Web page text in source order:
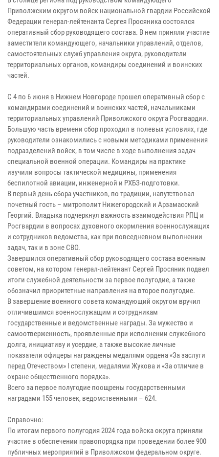
Приволжским округом войск национальной гвардии Российской
Федерации генерал-лейтенанта Сергея Просяника состоялся
оперативный сбор руководящего состава. В нем приняли участие
заместители командующего, начальники управлений, отделов,
самостоятельных служб управления округа, руководители
территориальных органов, командиры соединений и воинских
частей.
С 4 по 6 июня в Нижнем Новгороде прошел оперативный сбор с
командирами соединений и воинских частей, начальниками
территориальных управлений Приволжского округа Росгвардии.
Большую часть времени сбор проходил в полевых условиях, где
руководители ознакомились с новыми методиками применения
подразделений войск, в том числе в ходе выполнения задач
специальной военной операции. Командиры на практике
изучили вопросы тактической медицины, применения
беспилотной авиации, инженерной и РХБЗ-подготовки.
В первый день сбора участников, по традиции, напутствовал
почетный гость – митрополит Нижегородский и Арзамасский
Георгий. Владыка подчеркнул важность взаимодействия РПЦ и
Росгвардии в вопросах духовного окормления военнослужащих
и сотрудников ведомства, как при повседневном выполнении
задач, так и в зоне СВО.
Завершился оперативный сбор руководящего состава военным
советом, на котором генерал-лейтенант Сергей Просяник подвел
итоги служебной деятельности за первое полугодие, а также
обозначил приоритетные направления на второе полугодие.
В завершение военного совета командующий округом вручил
отличившимся военнослужащим и сотрудникам
государственные и ведомственные награды. За мужество и
самоотверженность, проявленные при исполнении служебного
долга, инициативу и усердие, а также высокие личные
показатели офицеры награждены медалями ордена «За заслуги
перед Отечеством» I степени, медалями Жукова и «За отличие в
охране общественного порядка».
Всего за первое полугодие поощрены государственными
наградами 155 человек, ведомственными – 624.
Справочно:
По итогам первого полугодия 2024 года войска округа приняли
участие в обеспечении правопорядка при проведении более 900
публичных мероприятий в Приволжском федеральном округе.